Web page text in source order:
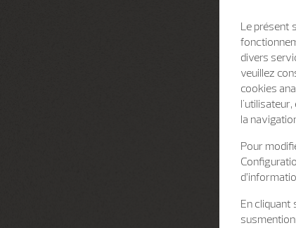
Le présent
divers
veuillez
cookies
la
Pour
En cliquant